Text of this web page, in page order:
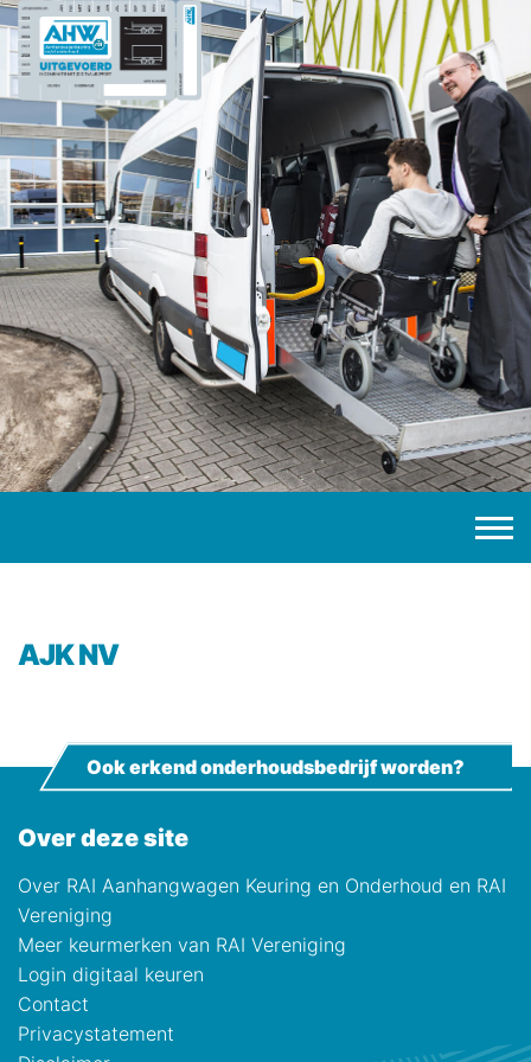
AJK NV
Over deze site
Over RAI Aanhangwagen Keuring en Onderhoud en RAI
Vereniging
Meer keurmerken van RAI Vereniging
Login digitaal keuren
Contact
Privacystatement
Ook erkend onderhoudsbedrijf worden?